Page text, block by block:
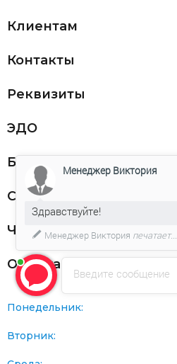
Клиентам
Контакты
Реквизиты
ЭДО
Благодарности
Статьи
Частникам
Оферта
Понедельник:
Вторник:
Введите сообщение
Менеджер Виктория
Здравствуйте!
Менеджер Виктория печатает...